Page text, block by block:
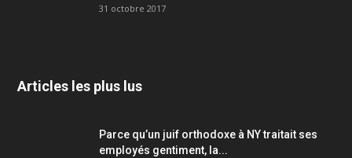
31 octobre 2017
Articles les plus lus
Parce qu’un juif orthodoxe à NY traitait ses
employés gentiment, la...